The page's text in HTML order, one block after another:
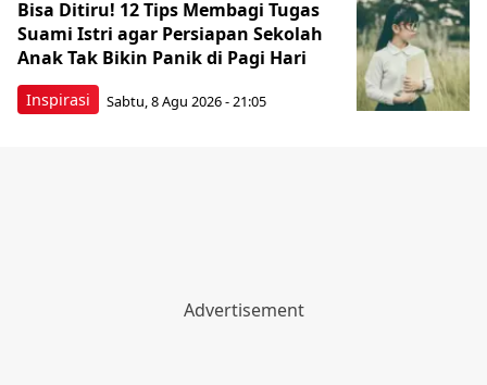
Inspirasi
Bisa Ditiru! 12 Tips Membagi Tugas
Suami Istri agar Persiapan Sekolah
Anak Tak Bikin Panik di Pagi Hari
Sabtu, 8 Agu 2026 - 21:05